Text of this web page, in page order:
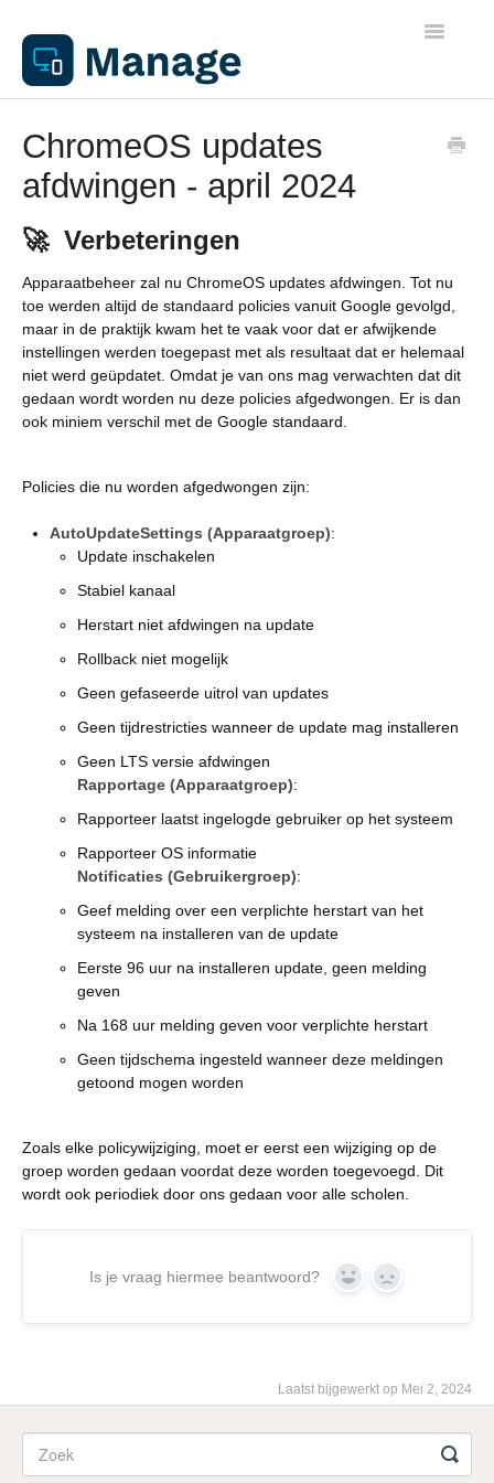
Toggle
Algemene informatie
Werkplekken
Netwerken
Beheer
Apparaathandleidingen
Printen
ChromeOS updates
afdwingen - april 2024
🚀 Verbeteringen
Apparaatbeheer zal nu ChromeOS updates afdwingen. Tot nu
toe werden altijd de standaard policies vanuit Google gevolgd,
maar in de praktijk kwam het te vaak voor dat er afwijkende
instellingen werden toegepast met als resultaat dat er helemaal
niet werd geüpdatet. Omdat je van ons mag verwachten dat dit
gedaan wordt worden nu deze policies afgedwongen. Er is dan
ook miniem verschil met de Google standaard.
Policies die nu worden afgedwongen zijn:
AutoUpdateSettings (Apparaatgroep):
Update inschakelen
Stabiel kanaal
Herstart niet afdwingen na update
Rollback niet mogelijk
Geen gefaseerde uitrol van updates
Geen tijdrestricties wanneer de update mag installeren
Geen LTS versie afdwingen
Rapportage (Apparaatgroep):
Rapporteer laatst ingelogde gebruiker op het systeem
Rapporteer OS informatie
Notificaties (Gebruikergroep):
Geef melding over een verplichte herstart van het
systeem na installeren van de update
Eerste 96 uur na installeren update, geen melding
geven
Na 168 uur melding geven voor verplichte herstart
Geen tijdschema ingesteld wanneer deze meldingen
getoond mogen worden
Zoals elke policywijziging, moet er eerst een wijziging op de
groep worden gedaan voordat deze worden toegevoegd. Dit
wordt ook periodiek door ons gedaan voor alle scholen.
Is je vraag hiermee beantwoord? Yes No
Laatst bijgewerkt op Mei 2, 2024